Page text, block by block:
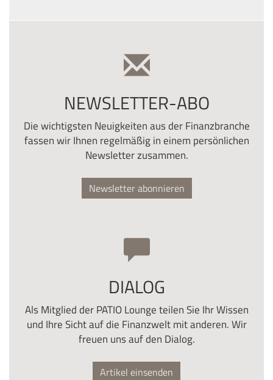
NEWSLETTER-ABO
Die wichtigsten Neuigkeiten aus der Finanzbranche
fassen wir Ihnen regelmäßig in einem persönlichen
Newsletter zusammen.
Newsletter abonnieren
DIALOG
Als Mitglied der PATIO Lounge teilen Sie Ihr Wissen
und Ihre Sicht auf die Finanzwelt mit anderen. Wir
freuen uns auf den Dialog.
Artikel einsenden